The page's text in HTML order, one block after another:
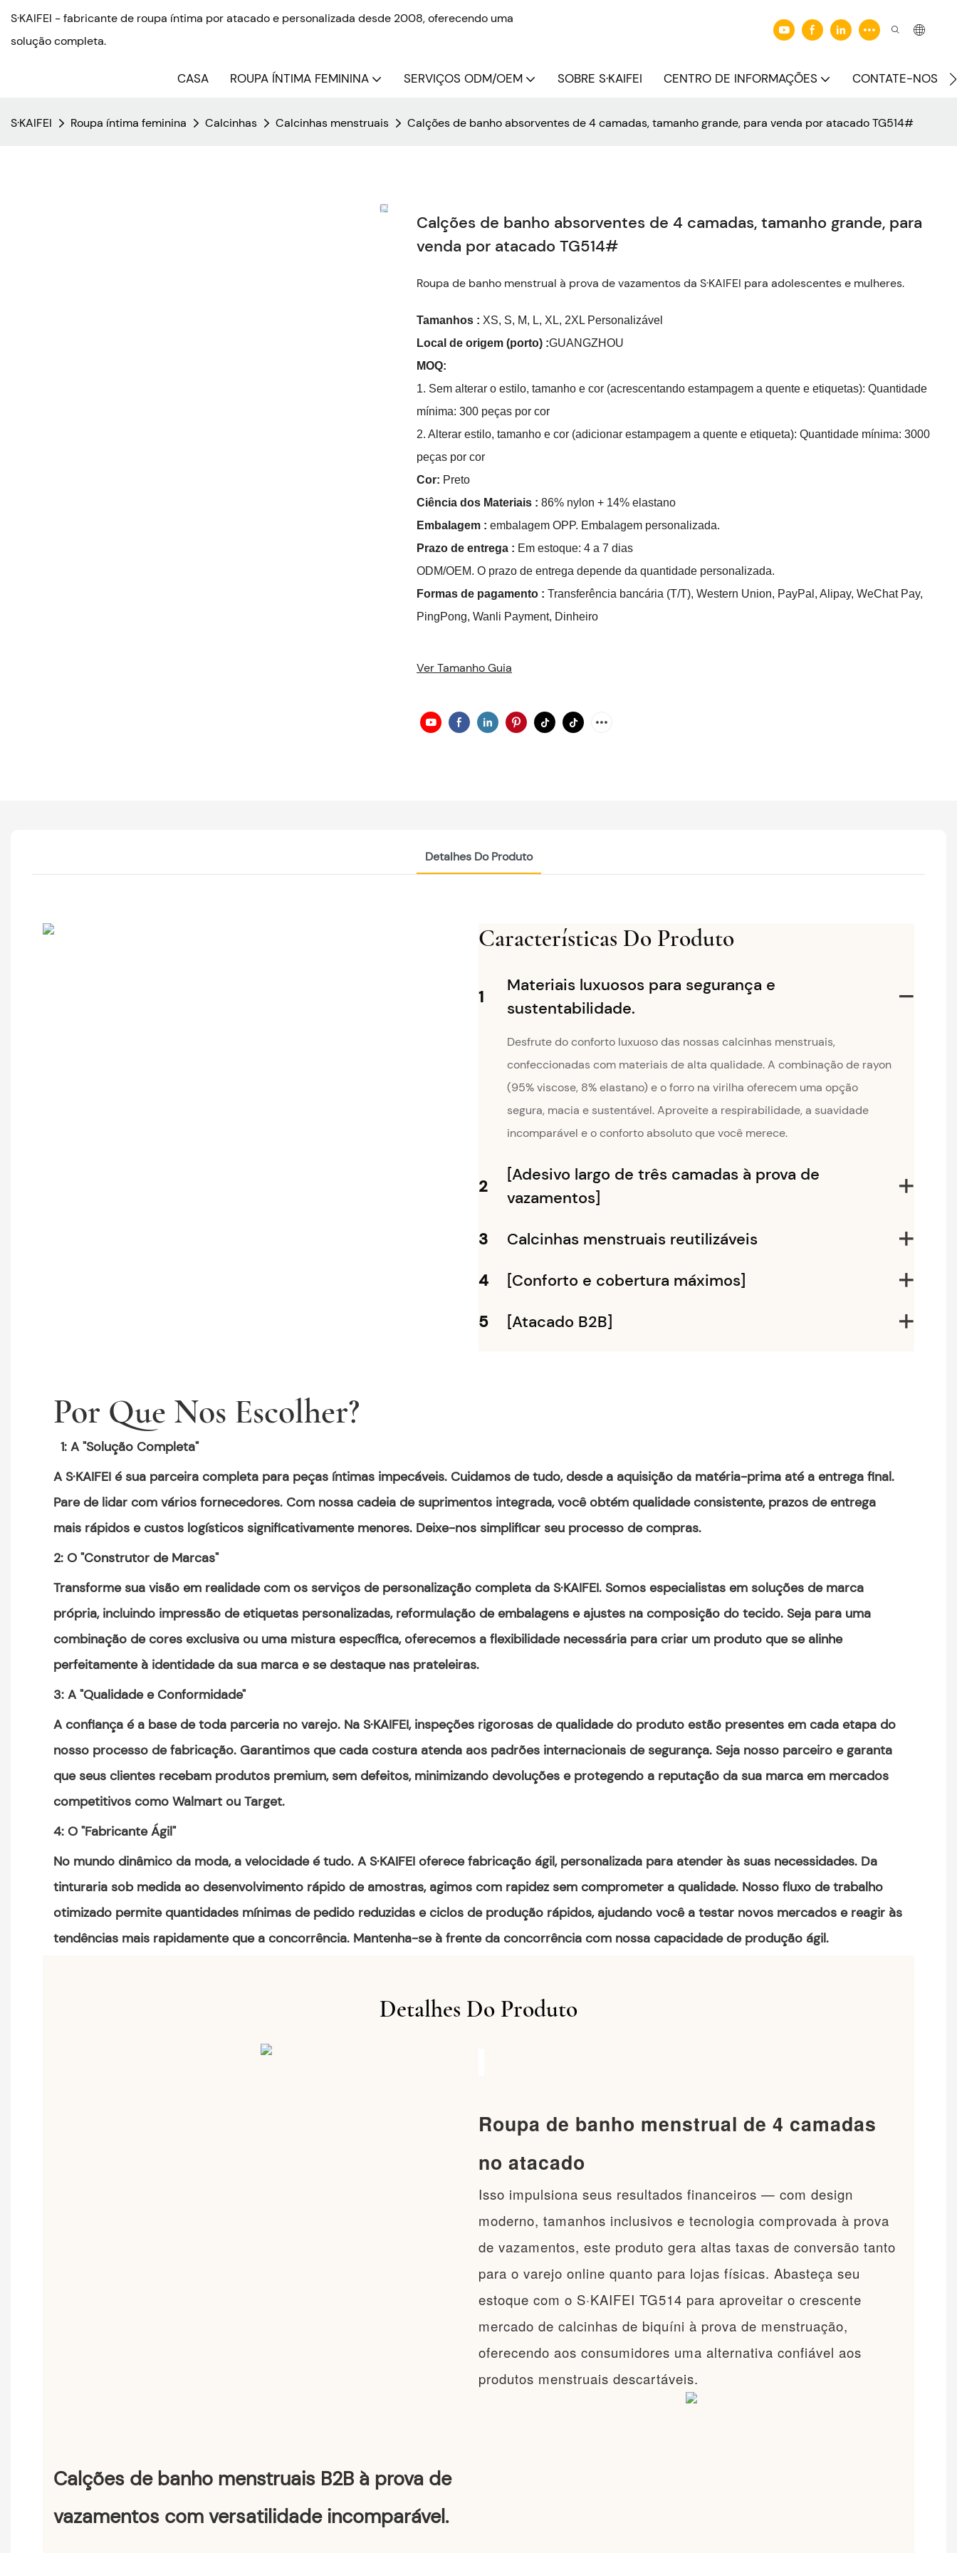
S·KAIFEI - fabricante de roupa íntima por atacado e personalizada desde 2008, oferecendo uma
solução completa.
CASA ROUPA ÍNTIMA FEMININA SERVIÇOS ODM/OEM SOBRE S·KAIFEI CENTRO DE INFORMAÇÕES CONTATE-NOS
S·KAIFEI Roupa íntima feminina Calcinhas Calcinhas menstruais Calções de banho absorventes de 4 camadas, tamanho grande, para venda por atacado TG514#
Calções de banho absorventes de 4 camadas, tamanho grande, para
venda por atacado TG514#
Roupa de banho menstrual à prova de vazamentos da S·KAIFEI para adolescentes e mulheres.
Tamanhos : XS, S, M, L, XL, 2XL Personalizável
Local de origem (porto) :GUANGZHOU
MOQ:
1. Sem alterar o estilo, tamanho e cor (acrescentando estampagem a quente e etiquetas): Quantidade
mínima: 300 peças por cor
2. Alterar estilo, tamanho e cor (adicionar estampagem a quente e etiqueta): Quantidade mínima: 3000
peças por cor
Cor: Preto
Ciência dos Materiais : 86% nylon + 14% elastano
Embalagem : embalagem OPP. Embalagem personalizada.
Prazo de entrega : Em estoque: 4 a 7 dias
ODM/OEM. O prazo de entrega depende da quantidade personalizada.
Formas de pagamento : Transferência bancária (T/T), Western Union, PayPal, Alipay, WeChat Pay,
PingPong, Wanli Payment, Dinheiro
Ver Tamanho Guia
Detalhes Do Produto
Características Do Produto
1
Materiais luxuosos para segurança e
sustentabilidade.
Desfrute do conforto luxuoso das nossas calcinhas menstruais,
confeccionadas com materiais de alta qualidade. A combinação de rayon
(95% viscose, 8% elastano) e o forro na virilha oferecem uma opção
segura, macia e sustentável. Aproveite a respirabilidade, a suavidade
incomparável e o conforto absoluto que você merece.
2
[Adesivo largo de três camadas à prova de
vazamentos]
3
Calcinhas menstruais reutilizáveis
4
[Conforto e cobertura máximos]
5
[Atacado B2B]
Por Que Nos Escolher?
1: A "Solução Completa"
A S·KAIFEI é sua parceira completa para peças íntimas impecáveis. Cuidamos de tudo, desde a aquisição da matéria-prima até a entrega final.
Pare de lidar com vários fornecedores. Com nossa cadeia de suprimentos integrada, você obtém qualidade consistente, prazos de entrega
mais rápidos e custos logísticos significativamente menores. Deixe-nos simplificar seu processo de compras.
2: O "Construtor de Marcas"
Transforme sua visão em realidade com os serviços de personalização completa da S·KAIFEI. Somos especialistas em soluções de marca
própria, incluindo impressão de etiquetas personalizadas, reformulação de embalagens e ajustes na composição do tecido. Seja para uma
combinação de cores exclusiva ou uma mistura específica, oferecemos a flexibilidade necessária para criar um produto que se alinhe
perfeitamente à identidade da sua marca e se destaque nas prateleiras.
3: A "Qualidade e Conformidade"
A confiança é a base de toda parceria no varejo. Na S·KAIFEI, inspeções rigorosas de qualidade do produto estão presentes em cada etapa do
nosso processo de fabricação. Garantimos que cada costura atenda aos padrões internacionais de segurança. Seja nosso parceiro e garanta
que seus clientes recebam produtos premium, sem defeitos, minimizando devoluções e protegendo a reputação da sua marca em mercados
competitivos como Walmart ou Target.
4: O "Fabricante Ágil"
No mundo dinâmico da moda, a velocidade é tudo. A S·KAIFEI oferece fabricação ágil, personalizada para atender às suas necessidades. Da
tinturaria sob medida ao desenvolvimento rápido de amostras, agimos com rapidez sem comprometer a qualidade. Nosso fluxo de trabalho
otimizado permite quantidades mínimas de pedido reduzidas e ciclos de produção rápidos, ajudando você a testar novos mercados e reagir às
tendências mais rapidamente que a concorrência. Mantenha-se à frente da concorrência com nossa capacidade de produção ágil.
Detalhes Do Produto
Roupa de banho menstrual de 4 camadas
no atacado
Isso impulsiona seus resultados financeiros — com design
moderno, tamanhos inclusivos e tecnologia comprovada à prova
de vazamentos, este produto gera altas taxas de conversão tanto
para o varejo online quanto para lojas físicas. Abasteça seu
estoque com o S·KAIFEI TG514 para aproveitar o crescente
mercado de calcinhas de biquíni à prova de menstruação,
oferecendo aos consumidores uma alternativa confiável aos
produtos menstruais descartáveis.
Calções de banho menstruais B2B à prova de
vazamentos com versatilidade incomparável.